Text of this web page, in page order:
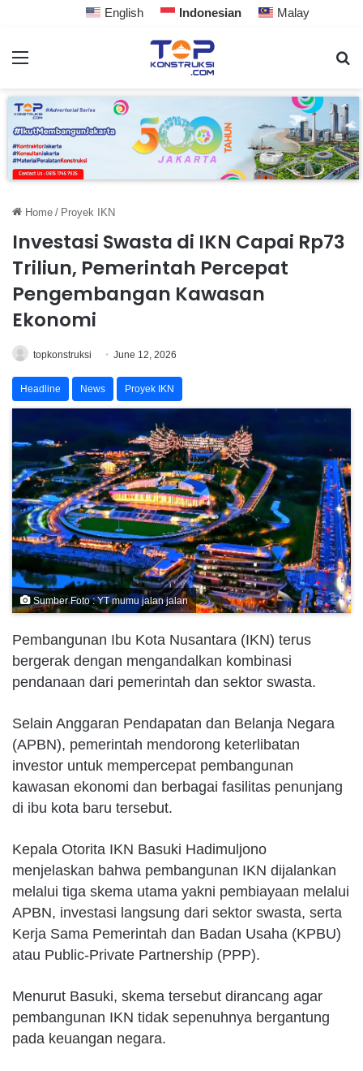
English Indonesian Malay
Home / Proyek IKN
Investasi Swasta di IKN Capai Rp73
Triliun, Pemerintah Percepat
Pengembangan Kawasan
Ekonomi
topkonstruksi June 12, 2026
Headline News Proyek IKN
Sumber Foto : YT mumu jalan jalan
Pembangunan Ibu Kota Nusantara (IKN) terus
bergerak dengan mengandalkan kombinasi
pendanaan dari pemerintah dan sektor swasta.
Selain Anggaran Pendapatan dan Belanja Negara
(APBN), pemerintah mendorong keterlibatan
investor untuk mempercepat pembangunan
kawasan ekonomi dan berbagai fasilitas penunjang
di ibu kota baru tersebut.
Kepala Otorita IKN Basuki Hadimuljono
menjelaskan bahwa pembangunan IKN dijalankan
melalui tiga skema utama yakni pembiayaan melalui
APBN, investasi langsung dari sektor swasta, serta
Kerja Sama Pemerintah dan Badan Usaha (KPBU)
atau Public-Private Partnership (PPP).
Menurut Basuki, skema tersebut dirancang agar
pembangunan IKN tidak sepenuhnya bergantung
pada keuangan negara.